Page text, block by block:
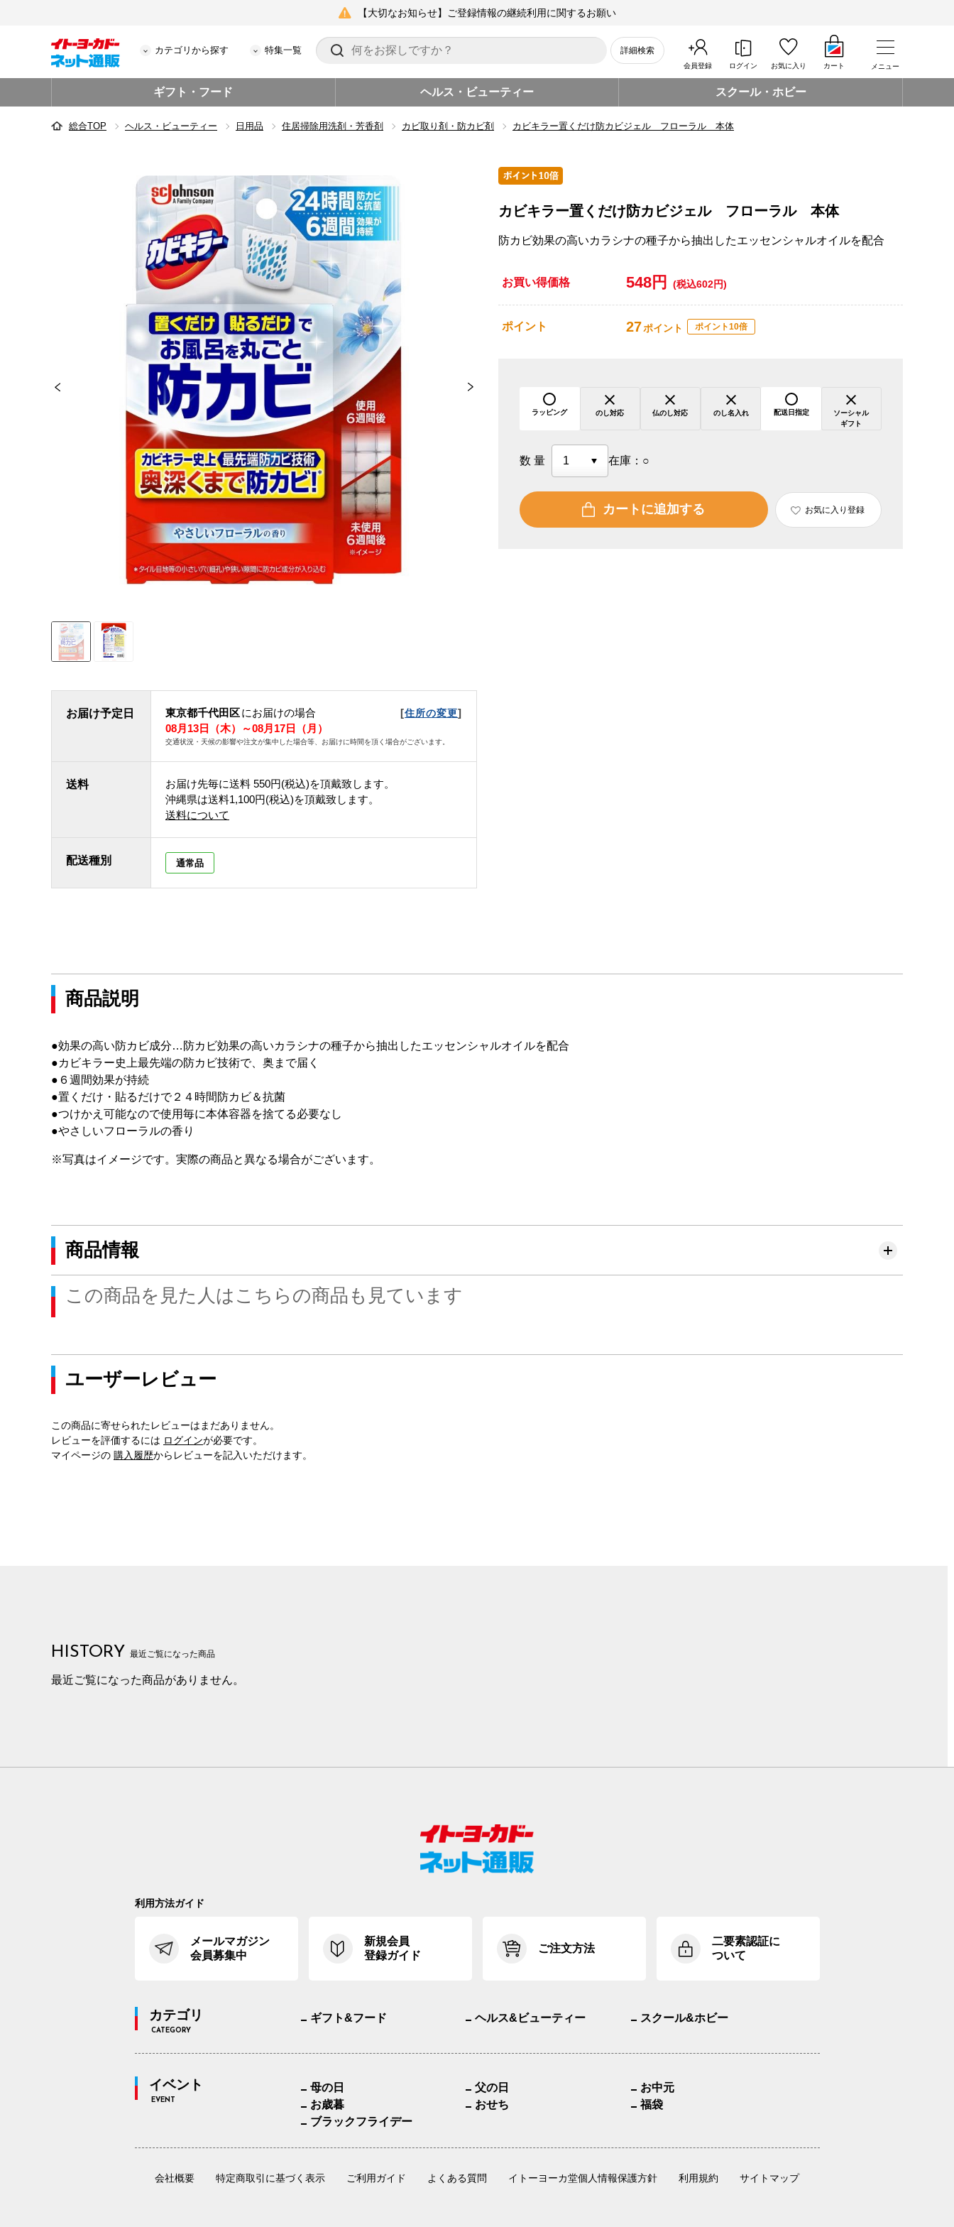
【大切なお知らせ】ご登録情報の継続利用に関するお願い
カテゴリから探す 特集一覧 詳細検索
会員登録 ログイン お気に入り カート メニュー
ギフト・フード ヘルス・ビューティー スクール・ホビー
総合TOP ヘルス・ビューティー 日用品 住居掃除用洗剤・芳香剤 カビ取り剤・防カビ剤 カビキラー置くだけ防カビジェル フローラル 本体
お届け予定日 東京都千代田区にお届けの場合 [住所の変更]
08月13日（木）～08月17日（月）
交通状況・天候の影響や注文が集中した場合等、お届けに時間を頂く場合がございます。
送料 お届け先毎に送料 550円(税込)を頂戴致します。
沖縄県は送料1,100円(税込)を頂戴致します。
送料について
配送種別 通常品
カビキラー置くだけ防カビジェル フローラル 本体
防カビ効果の高いカラシナの種子から抽出したエッセンシャルオイルを配合
お買い得価格 548円 (税込602円)
ポイント 27ポイント ポイント10倍
ラッピング のし対応 仏のし対応 のし名入れ 配送日指定
ソーシャル
ギフト
数量 在庫： ○
カートに追加する お気に入り登録
商品説明
●効果の高い防カビ成分…防カビ効果の高いカラシナの種子から抽出したエッセンシャルオイルを配合
●カビキラー史上最先端の防カビ技術で、奥まで届く
●６週間効果が持続
●置くだけ・貼るだけで２４時間防カビ＆抗菌
●つけかえ可能なので使用毎に本体容器を捨てる必要なし
●やさしいフローラルの香り
※写真はイメージです。実際の商品と異なる場合がございます。
商品情報
この商品を見た人はこちらの商品も見ています
ユーザーレビュー
この商品に寄せられたレビューはまだありません。
レビューを評価するには ログインが必要です。
マイページの 購入履歴からレビューを記入いただけます。
HISTORY 最近ご覧になった商品
最近ご覧になった商品がありません。
利用方法ガイド
メールマガジン
会員募集中
新規会員
登録ガイド
ご注文方法
二要素認証に
ついて
カテゴリ
CATEGORY
ギフト&フード ヘルス&ビューティー スクール&ホビー
イベント
EVENT
母の日 父の日
お中元
お歳暮
おせち
福袋
ブラックフライデー
会社概要 特定商取引に基づく表示 ご利用ガイド よくある質問 イトーヨーカ堂個人情報保護方針 利用規約 サイトマップ